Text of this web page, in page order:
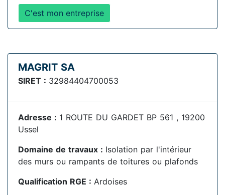
C'est mon entreprise
MAGRIT SA
SIRET : 32984404700053
Adresse : 1 ROUTE DU GARDET BP 561 , 19200
Ussel
Domaine de travaux : Isolation par l'intérieur
des murs ou rampants de toitures ou plafonds
Qualification RGE : Ardoises